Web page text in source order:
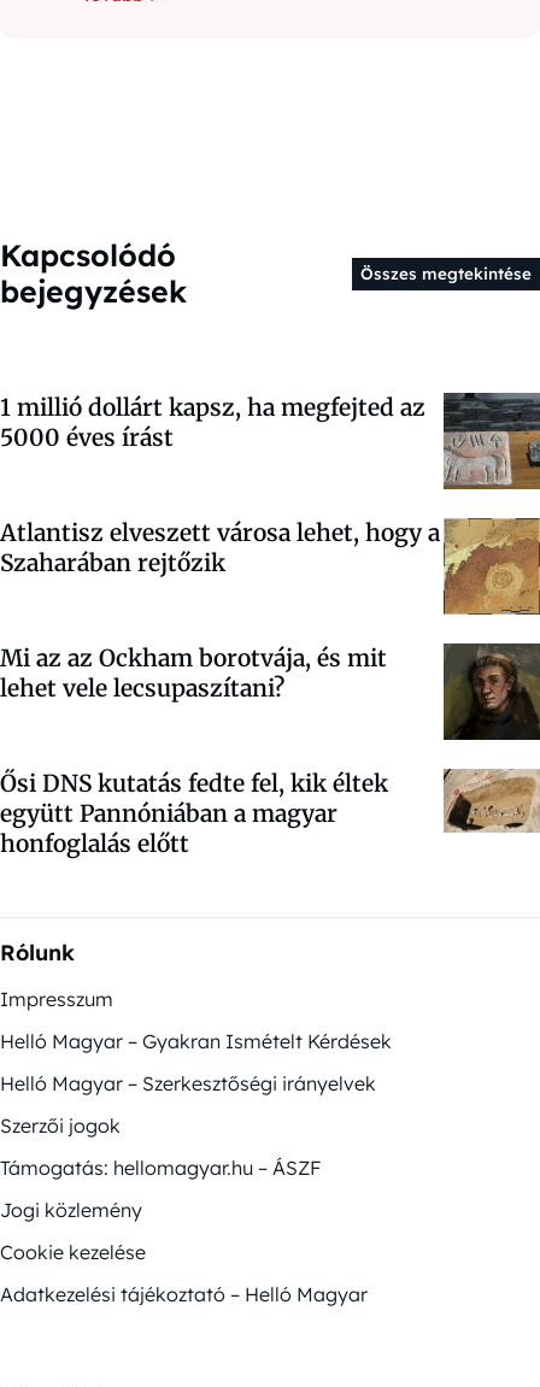
Kapcsolódó
bejegyzések
Összes megtekintése
1 millió dollárt kapsz, ha megfejted az
5000 éves írást
Atlantisz elveszett városa lehet, hogy a
Szaharában rejtőzik
Mi az az Ockham borotvája, és mit
lehet vele lecsupaszítani?
Ősi DNS kutatás fedte fel, kik éltek
együtt Pannóniában a magyar
honfoglalás előtt
Rólunk
Impresszum
Helló Magyar – Gyakran Ismételt Kérdések
Helló Magyar – Szerkesztőségi irányelvek
Szerzői jogok
Támogatás: hellomagyar.hu – ÁSZF
Jogi közlemény
Cookie kezelése
Adatkezelési tájékoztató – Helló Magyar